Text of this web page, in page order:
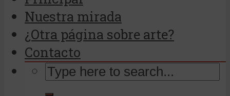
Nuestra mirada
¿Otra página sobre arte?
Contacto